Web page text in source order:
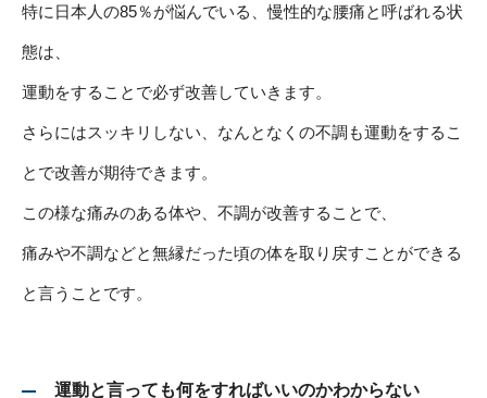
特に日本人の85％が悩んでいる、慢性的な腰痛と呼ばれる状
態は、
運動をすることで必ず改善していきます。
さらにはスッキリしない、なんとなくの不調も運動をするこ
とで改善が期待できます。
この様な痛みのある体や、不調が改善することで、
痛みや不調などと無縁だった頃の体を取り戻すことができる
と言うことです。
運動と言っても何をすればいいのかわからない